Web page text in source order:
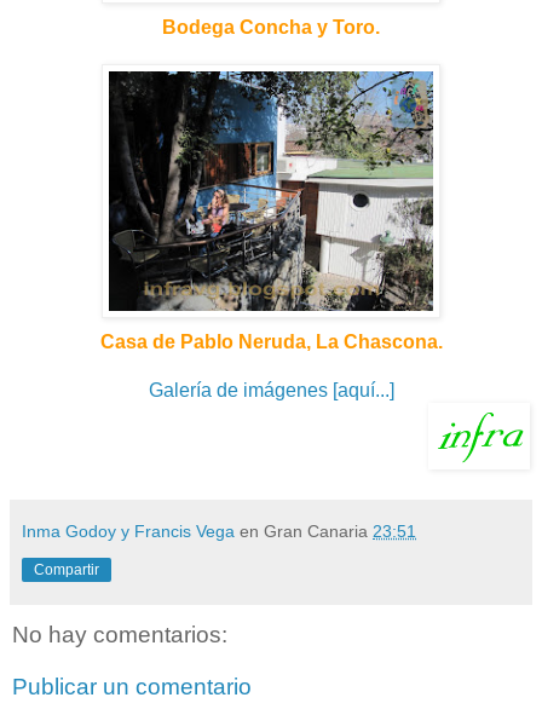
Bodega Concha y Toro.
Casa de Pablo Neruda, La Chascona.
Galería de imágenes [aquí...]
Inma Godoy y Francis Vega en Gran Canaria 23:51
Compartir
No hay comentarios:
Publicar un comentario